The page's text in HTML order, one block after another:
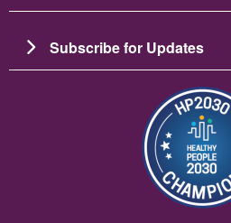
Subscribe for Updates
Изображение